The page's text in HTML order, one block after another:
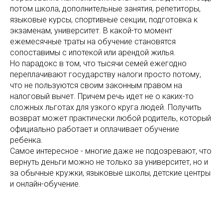
потом школа, дополнительные занятия, репетиторы,
языковые курсы, спортивные секции, подготовка к
экзаменам, университет. В какой-то момент
ежемесячные траты на обучение становятся
сопоставимы с ипотекой или арендой жилья.
Но парадокс в том, что тысячи семей ежегодно
переплачивают государству налоги просто потому,
что не пользуются своим законным правом на
налоговый вычет. Причем речь идет не о каких-то
сложных льготах для узкого круга людей. Получить
возврат может практически любой родитель, который
официально работает и оплачивает обучение
ребенка.
Самое интересное - многие даже не подозревают, что
вернуть деньги можно не только за университет, но и
за обычные кружки, языковые школы, детские центры
и онлайн-обучение.